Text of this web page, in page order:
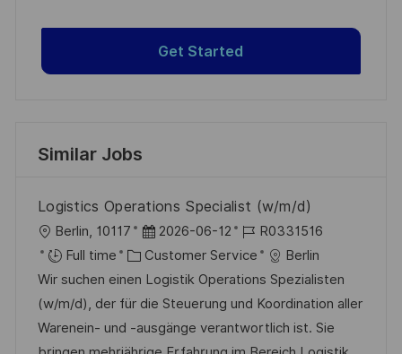
Get Started
Similar Jobs
Logistics Operations Specialist (w/m/d)
L
o
c
a
t
Berlin, 10117
P
o
s
t
e
2026-06-12
J
o
b
I
d
R0331516
Full time
C
a
t
e
Customer Service
Berlin
Wir suchen einen Logistik Operations Spezialisten
(w/m/d), der für die Steuerung und Koordination aller
Warenein- und -ausgänge verantwortlich ist. Sie